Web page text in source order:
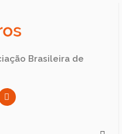
Brasileira de